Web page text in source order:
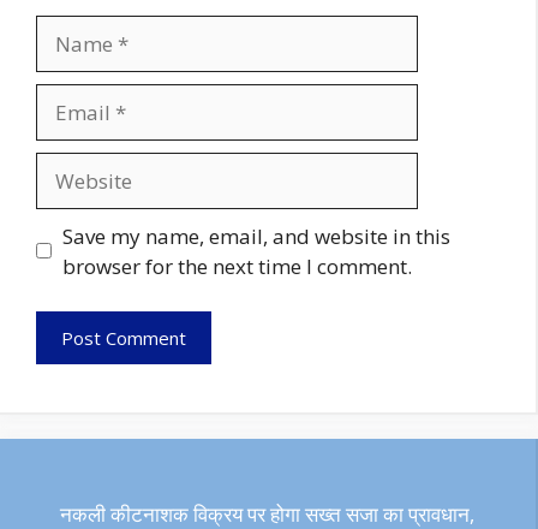
Save my name, email, and website in this
browser for the next time I comment.
नकली कीटनाशक विक्रय पर होगा सख्त सजा का प्रावधान,